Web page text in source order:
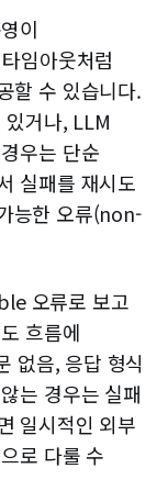
이
임아웃처럼
할 수 있습니다.
거나, LLM
우는 단순
실패를 재시도
능한 오류(non-
오류로 보고
흐름에
없음, 응답 형식
는 경우는 실패
일시적인 외부
로 다룰 수